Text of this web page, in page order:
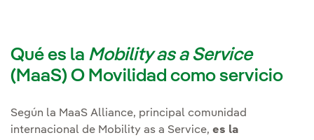
Qué es la Mobility as a Service
(MaaS) O Movilidad como servicio
Según la MaaS Alliance, principal comunidad
internacional de Mobility as a Service, es la